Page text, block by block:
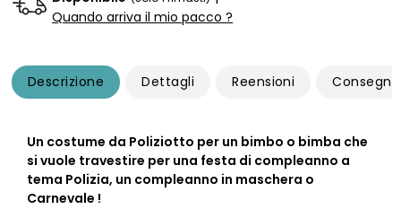
Quando arriva il mio pacco ?
Descrizione Dettagli Reensioni Consegna
Un costume da Poliziotto per un bimbo o bimba che
si vuole travestire per una festa di compleanno a
tema Polizia, un compleanno in maschera o
Carnevale !